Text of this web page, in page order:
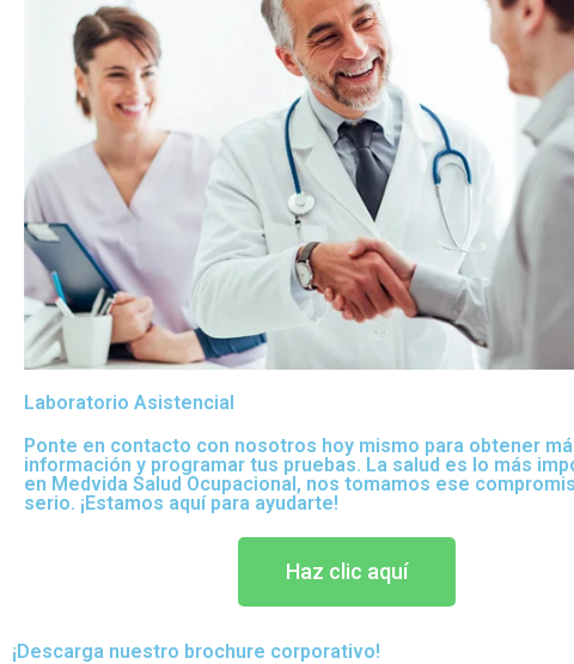
Laboratorio Asistencial
Ponte en contacto con nosotros hoy mismo para obtener
información y programar tus pruebas. La salud es lo más
en Medvida Salud Ocupacional, nos tomamos ese
serio. ¡Estamos aquí para ayudarte!
Haz clic aquí
¡Descarga nuestro brochure corporativo!